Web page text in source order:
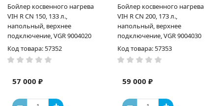
Бойлер косвенного нагрева
VIH R CN 150, 133 л.,
напольный, верхнее
подключение, VGR 9004020
Код товара: 57352
57 000 ₽
Бойлер косвенного нагрева
VIH R CN 200, 173 л.,
напольный, верхнее
подключение, VGR 9004030
Код товара: 57353
59 000 ₽